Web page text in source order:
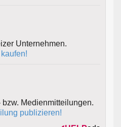
Unternehmen.
Medienmitteilungen.
publizieren!